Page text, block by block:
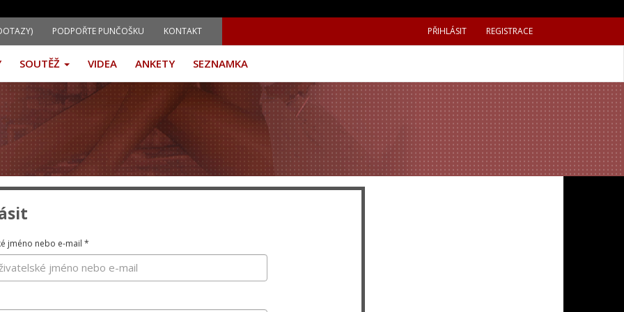
PODPOŘTE PUNČOŠKU KONTAKT PŘIHLÁSIT REGISTRACE
SOUTĚŽ VIDEA ANKETY SEZNAMKA
jméno nebo e-mail *